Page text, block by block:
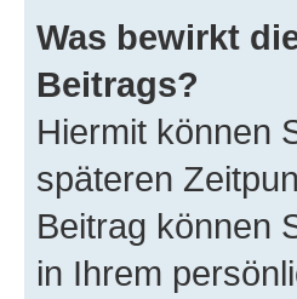
Was bewirkt
Beitrags?
Hiermit können
späteren
Beitrag können
in Ihrem